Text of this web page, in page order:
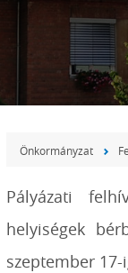
Önkormányzat
Pályázati
helyiségek
szeptember